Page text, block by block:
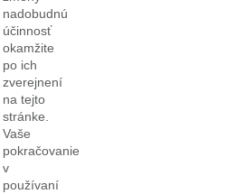
nadobudnú
účinnosť
okamžite
po ich
zverejnení
na tejto
stránke.
Vaše
pokračovanie
v
používaní